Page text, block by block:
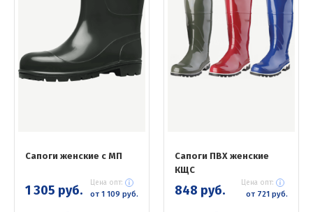
Сапоги женские с МП
1 305 руб. Цена опт:
от 1 109 руб.
Сапоги ПВХ женские
КЩС
848 руб. Цена опт:
от 721 руб.